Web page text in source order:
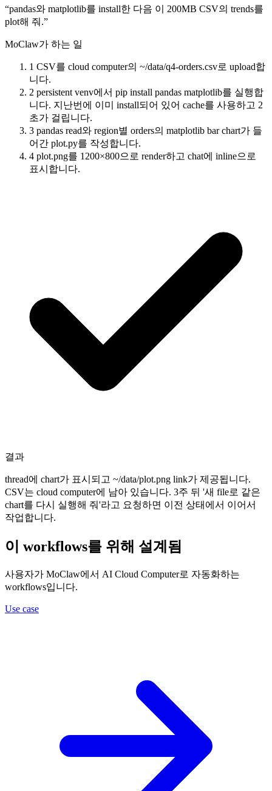
“pandas와 matplotlib를 install한 다음 이 200MB CSV의 trends를
plot해 줘.”
MoClaw가 하는 일
1 CSV를 cloud computer의 ~/data/q4-orders.csv로 upload합
니다.
2 persistent venv에서 pip install pandas matplotlib를 실행합
니다. 지난번에 이미 install되어 있어 cache를 사용하고 2
초가 걸립니다.
3 pandas read와 region별 orders의 matplotlib bar chart가 들
어간 plot.py를 작성합니다.
4 plot.png를 1200×800으로 render하고 chat에 inline으로
표시합니다.
결과
thread에 chart가 표시되고 ~/data/plot.png link가 제공됩니다.
CSV는 cloud computer에 남아 있습니다. 3주 뒤 '새 file로 같은
chart를 다시 실행해 줘'라고 요청하면 이전 상태에서 이어서
작업합니다.
이 workflows를 위해 설계됨
사용자가 MoClaw에서 AI Cloud Computer로 자동화하는
workflows입니다.
Use case